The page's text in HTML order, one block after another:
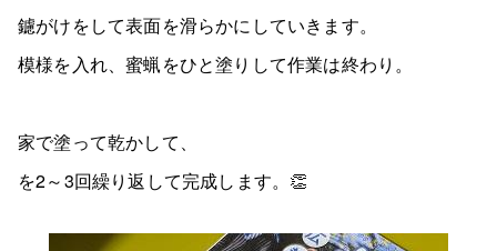
鑢がけをして表面を滑らかにしていきます。
模様を入れ、蜜蝋をひと塗りして作業は終わり。
家で塗って乾かして、
を2～3回繰り返して完成します。👏